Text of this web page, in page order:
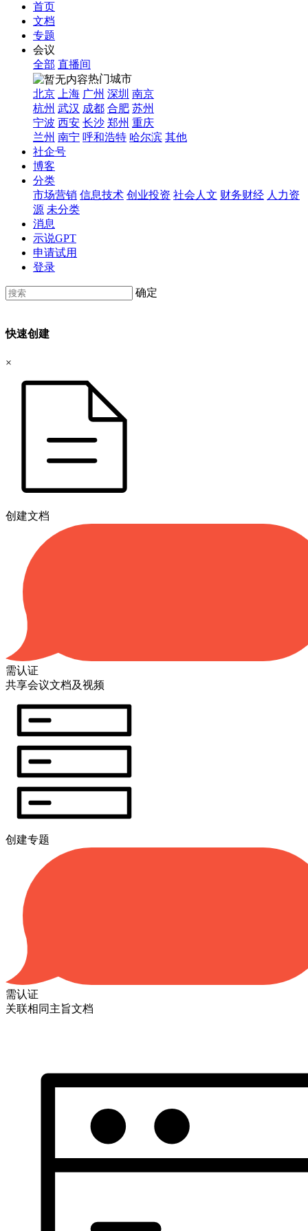
首页
文档
专题
会议
全部 直播间
热门城市
北京
上海 广州 深圳 南京
杭州 武汉 成都 合肥 苏州
宁波 西安 长沙 郑州 重庆
兰州 南宁 呼和浩特 哈尔滨 其他
社企号
博客
分类
市场营销 信息技术 创业投资 社会人文 财务财经 人力资
源 未分类
消息
示说GPT
申请试用
登录
确定
快速创建
×
创建文档
需认证
共享会议文档及视频
创建专题
需认证
关联相同主旨文档